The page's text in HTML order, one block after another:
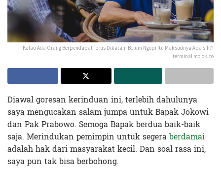
Kalau Ada Orang Berpendapat Terus Dikatain Belum Ngopi Itu Maksudnya Apa sih?!
terminal mojok.co
Diawal goresan kerinduan ini, terlebih dahulunya
saya mengucakan salam jumpa untuk Bapak Jokowi
dan Pak Prabowo. Semoga Bapak berdua baik-baik
saja. Merindukan pemimpin untuk segeraberdamai
adalah hak dari masyarakat kecil. Dan soal rasa ini,
saya pun tak bisa berbohong.